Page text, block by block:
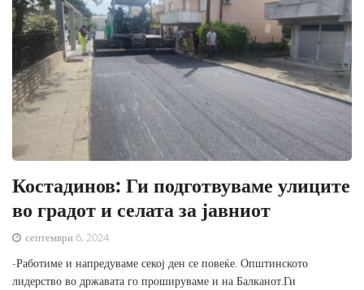
Костадинов: Ги подготвуваме улиците
во градот и селата за јавниот
септември 6, 2024
-Работиме и напредуваме секој ден се повеќе. Општинското
лидерство во државата го прошируваме и на Балканот.Ги